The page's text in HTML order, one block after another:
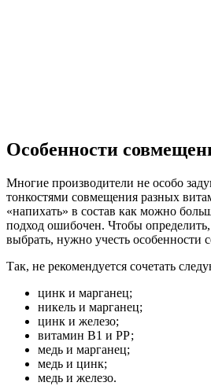
Особенности
Многие производители не особо
тонкостями совмещения разных
«напихать» в состав как можно
подход ошибочен. Чтобы
выбрать, нужно учесть особенности
Так, не рекомендуется сочетать
цинк и марганец;
никель и марганец;
цинк и железо;
витамин В1 и РР;
медь и марганец;
медь и цинк;
медь и железо.